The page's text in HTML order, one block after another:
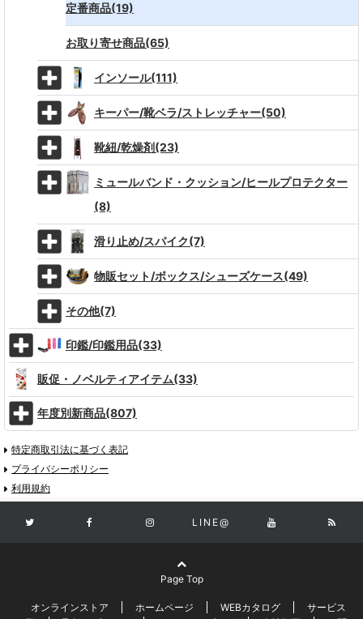
定番商品(19)
お取り寄せ商品(65)
インソール(111)
キーパー/靴ベラ/ストレッチャー(50)
靴紐/乾燥剤(23)
ミュールバンド・クッション/ヒールプロテクター
(8)
滑り止め/スパイク(7)
物販セット/ボックス/シューズケース(49)
その他(7)
印鑑/印鑑用品(33)
販促・ノベルティアイテム(33)
年度別新商品(807)
特定商取引法に基づく表記
プライバシーポリシー
利用規約
LINE@
Page Top
オンラインストア ホームページ WEBカタログ
サービス